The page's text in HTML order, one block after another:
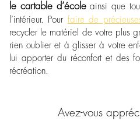
le cartable d’écoleainsi que
l’intérieur. Pour faire de
recycler le matériel de votre plus
rien oublier et à glisser à votre
lui apporter du réconfort et des
récréation.
Avez-vous